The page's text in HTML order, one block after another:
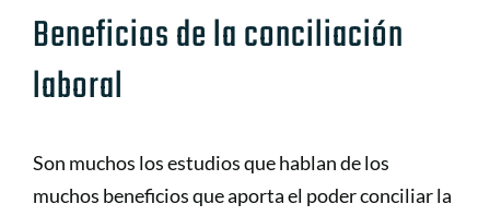
Beneficios de la conciliación
laboral
Son muchos los estudios que hablan de los
muchos beneficios que aporta el poder conciliar la